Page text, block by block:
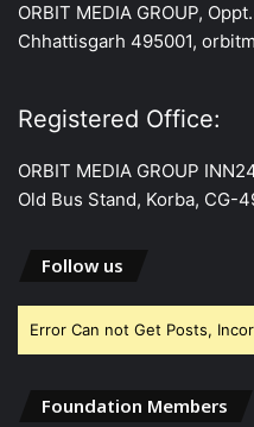
ORBIT MEDIA GROUP,
Chhattisgarh 495001,
Registered Office:
ORBIT MEDIA GROUP
Old Bus Stand, Korba, CG-
Follow us
Error Can not Get Posts,
Foundation Members